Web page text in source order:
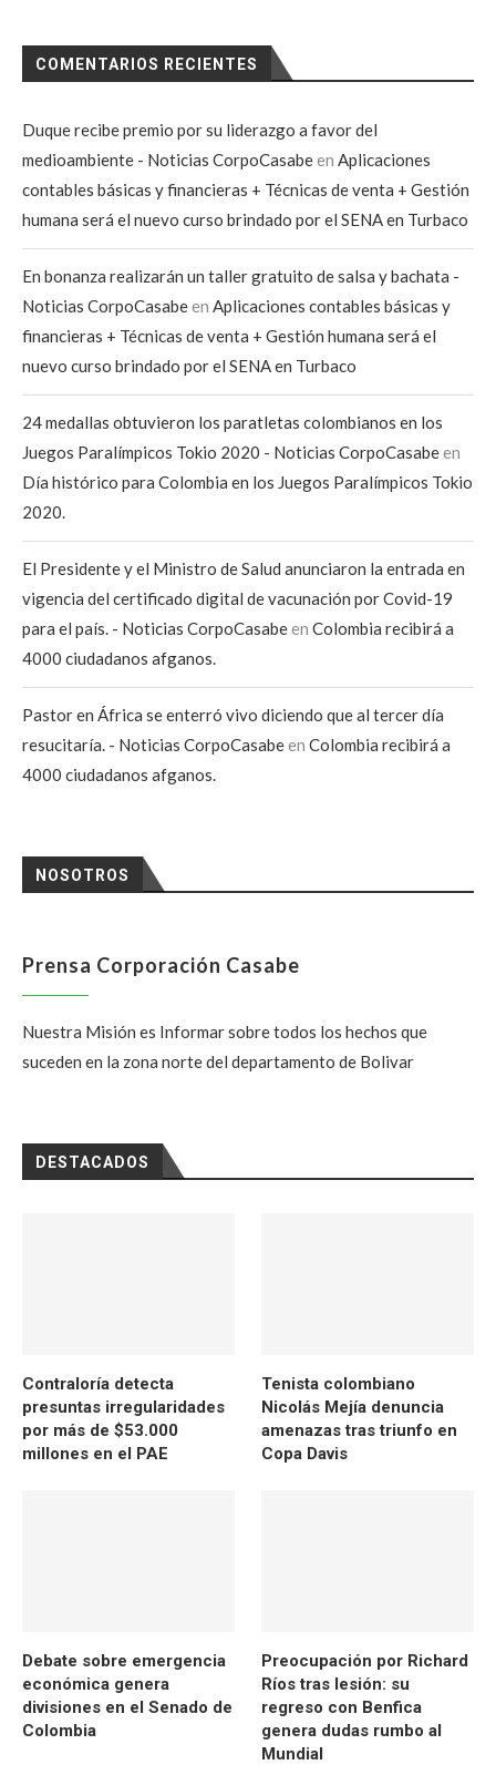
COMENTARIOS RECIENTES
Duque recibe premio por su liderazgo a favor del
medioambiente - Noticias CorpoCasabeen Aplicaciones
contables básicas y financieras + Técnicas de venta + Gestión
humana será el nuevo curso brindado por el SENA en Turbaco
En bonanza realizarán un taller gratuito de salsa y bachata -
Noticias CorpoCasabeen Aplicaciones contables básicas y
financieras + Técnicas de venta + Gestión humana será el
nuevo curso brindado por el SENA en Turbaco
24 medallas obtuvieron los paratletas colombianos en los
Juegos Paralímpicos Tokio 2020 - Noticias CorpoCasabeen
Día histórico para Colombia en los Juegos Paralímpicos Tokio
2020.
El Presidente y el Ministro de Salud anunciaron la entrada en
vigencia del certificado digital de vacunación por Covid-19
para el país. - Noticias CorpoCasabeen Colombia recibirá a
4000 ciudadanos afganos.
Pastor en África se enterró vivo diciendo que al tercer día
resucitaría. - Noticias CorpoCasabeen Colombia recibirá a
4000 ciudadanos afganos.
NOSOTROS
Prensa Corporación Casabe
Nuestra Misión es Informar sobre todos los hechos que
suceden en la zona norte del departamento de Bolivar
DESTACADOS
Contraloría detecta
presuntas irregularidades
por más de $53.000
millones en el PAE
Tenista colombiano
Nicolás Mejía denuncia
amenazas tras triunfo en
Copa Davis
Debate sobre emergencia
económica genera
divisiones en el Senado de
Colombia
Preocupación por Richard
Ríos tras lesión: su
regreso con Benfica
genera dudas rumbo al
Mundial